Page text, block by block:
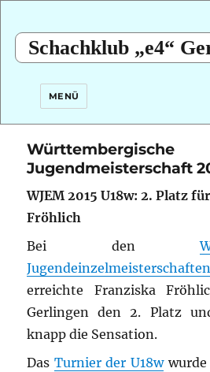
Schachklub „e4“
MENÜ
Württembergische
Jugendmeisterschaft
WJEM 2015 U18w: 2. Platz
Fröhlich
Bei den
erreichte Franziska
Gerlingen den 2. Platz
knapp die Sensation.
Das Turnier der U18wwurde